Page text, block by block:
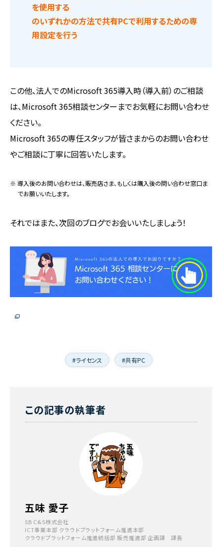
を使用する
のいずれかの方法で共有PCで利用するための専
用設定を行う
この他、法人でのMicrosoft 365導入時（導入前）のご相談
は、Microsoft 365相談センターまでお気軽にお問い合わせ
ください。
Microsoft 365の専任スタッフが皆さまからのお問い合わせ
やご相談に丁寧に回答いたします。
※ 導入後のお問い合わせは、販売店さま、もしくは購入後の問い合わせ窓口ま
でお願いいたします。
それではまた、次回のブログでお会いいたしましょう！
#ライセンス #共有PC
この記事の執筆者
五味 愛子
SB C&S株式会社
ICT事業本部 クラウドプラットフォーム推進本部
クラウドプラットフォーム推進統括部 販売推進部 企画課 課長